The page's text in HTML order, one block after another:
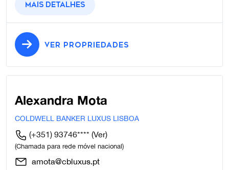
Mais detalhes
VER PROPRIEDADES
Alexandra Mota
COLDWELL BANKER LUXUS LISBOA
(+351) 93746**** (Ver)
(Chamada para rede móvel nacional)
amota@cbluxus.pt